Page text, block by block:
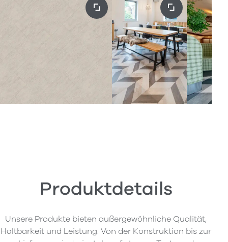
Produktdetails
Unsere Produkte bieten außergewöhnliche Qualität,
Haltbarkeit und Leistung. Von der Konstruktion bis zur